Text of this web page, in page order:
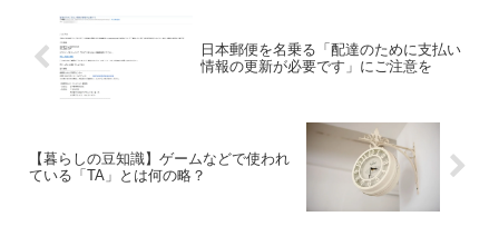
日本郵便を名乗る「配達のために支払い
情報の更新が必要です」にご注意を
【暮らしの豆知識】ゲームなどで使われ
ている「TA」とは何の略？